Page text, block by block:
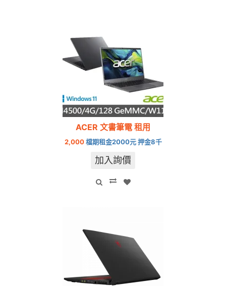
ACER 文書筆電 租用
2,000檔期租金2000元 押金8千
加入詢價